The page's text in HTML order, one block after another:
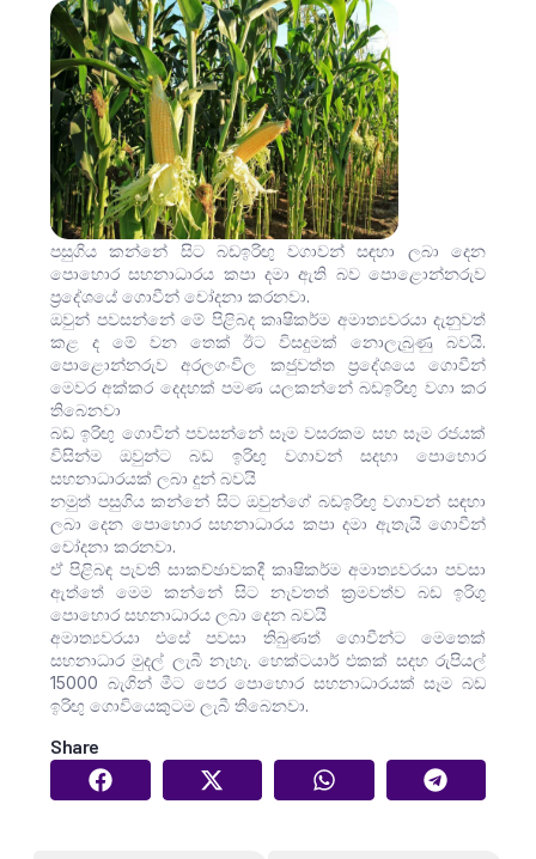
පසුගිය කන්නේ සිට බඩඉරිඟු වගාවන් සඳහා ලබා දෙන
පොහොර සහනාධාරය කපා දමා ඇති බව පොළොන්නරුව
ප්‍රදේශයේ ගොවීන් චෝදනා කරනවා.
ඔවුන් පවසන්නේ මේ පිළිබද කෘෂිකර්ම අමාත්‍යවරයා දැනුවත්
කළ ද මේ වන තෙක් ඊට විසදුමක් නොලැබුණු බවයි.
පොළොන්නරුව අරලගංවිල කජුවත්ත ප්‍රදේශයෙ ගොවීන්
මෙවර අක්කර දෙදහක් පමණ යලකන්නේ බඩඉරිඟු වගා කර
තිබෙනවා
බඩ ඉරිඟු ගොවින් පවසන්නේ සෑම වසරකම සහ සෑම රජයක්
විසින්ම ඔවුන්ට බඩ ඉරිඟු වගාවන් සදහා පොහොර
සහනාධාරයක් ලබා දුන් බවයි
නමුත් පසුගිය කන්නේ සිට ඔවුන්ගේ බඩඉරිඟු වගාවන් සඳහා
ලබා දෙන පොහොර සහනාධාරය කපා දමා ඇතැයි ගොවීන්
චෝදනා කරනවා.
ඒ පිළිබඳ පැවති සාකච්ඡාවකදී කෘෂිකර්ම අමාත්‍යවරයා පවසා
ඇත්තේ මෙම කන්නේ සිට නැවතත් ක්‍රමවත්ව බඩ ඉරිගු
පොහොර සහනාධාරය ලබා දෙන බවයි
අමාත්‍යවරයා එසේ පවසා තිබුණත් ගොවීන්ට මෙතෙක්
සහනාධාර මුදල් ලැබී නැහැ. හෙක්ටයාර් එකක් සදහ රුපියල්
15000 බැගින් මීට පෙර පොහොර සහනාධාරයක් සෑම බඩ
ඉරිඟු ගොවියෙකුටම ලැබී තිබෙනවා.
Share